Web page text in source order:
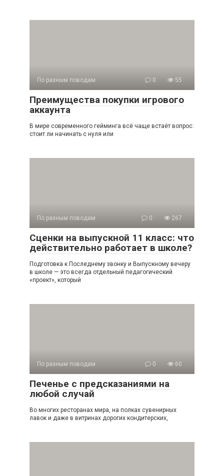
По разным поводам 0 55
Преимущества покупки игрового
аккаунта
В мире современного гейминга всё чаще встаёт вопрос:
стоит ли начинать с нуля или
По разным поводам 0 267
Сценки на выпускной 11 класс: что
действительно работает в школе?
Подготовка к Последнему звонку и Выпускному вечеру
в школе — это всегда отдельный педагогический
«проект», который
По разным поводам 0 60
Печенье с предсказаниями на
любой случай
Во многих ресторанах мира, на полках сувенирных
лавок и даже в витринах дорогих кондитерских,